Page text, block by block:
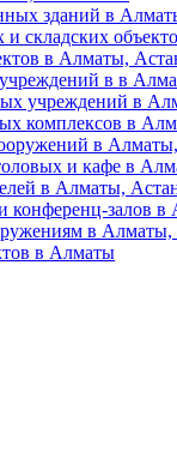
зданий в
складских
в Алматы,
в в
учреждений в
комплексов в
в
и кафе в
в Алматы,
конференц-залов
в Алматы,
в Алматы